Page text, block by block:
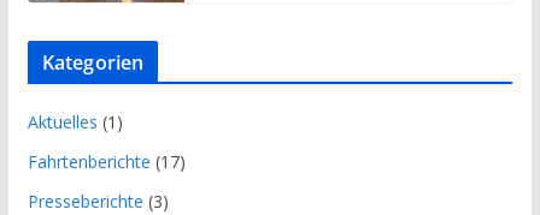
Kategorien
Aktuelles (1)
Fahrtenberichte (17)
Presseberichte (3)